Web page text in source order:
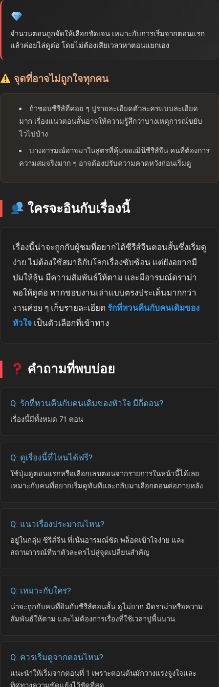
จำนวนตอนถูกจัดให้เลือกชัดเจน เหมาะกับการเริ่มจากตอนแรก
แล้วค่อยไล่ดูต่อ โดยไม่ต้องเสียเวลาหาตอนแยกเอง
จุดที่อาจไม่ถูกใจทุกคน
ถ้าชอบซีรีส์ที่ค่อย ๆ ปูรายละเอียดตัวละครแบบละเอียด
มาก เรื่องแนวตอนสั้นอาจให้ความรู้สึกว่าบางเหตุการณ์ขยับ
ไวไปบ้าง
บางอารมณ์อาจมาในสูตรที่คุ้นของมินิซีรีส์จีน คนที่ต้องการ
ความสมจริงมาก ๆ อาจต้องปรับความคาดหวังก่อนเริ่มดู
ใครจะอินกับเรื่องนี้
เรื่องนี้น่าจะถูกกับผู้ชมที่อยากได้ซีรีส์จีนตอนสั้นซึ่งเริ่มดู
ง่าย ไม่ต้องใช้สมาธิกับโลกเรื่องซับซ้อน แต่ยังอยากมี
ปมให้ลุ้น มีความสัมพันธ์ให้ตาม และมีอารมณ์ดราม่า
พอให้ดูต่อ หากชอบงานเล่าแบบตรงประเด็นมากกว่า
งานค่อย ๆ เก็บรายละเอียด รักที่หวนคืนกับคนเดิมของ
หัวใจ เป็นตัวเลือกที่เข้าทาง
คำถามที่พบบ่อย
Q: รักที่หวนคืนกับคนเดิมของหัวใจ มีกี่ตอน?
เรื่องนี้มีทั้งหมด 71 ตอน
Q: ดูเรื่องนี้ที่ไหนได้ฟรี?
ใช้ปุ่มดูตอนแรกหรือเลือกเลขตอนจากรายการในหน้านี้ได้เลย
เหมาะกับคนที่อยากเริ่มดูทันทีและกลับมาเลือกตอนต่อภายหลัง
Q: แนวเรื่องประมาณไหน?
อยู่ในกลุ่ม ซีรีส์จีน ที่เน้นอารมณ์ชัด พล็อตเข้าใจง่าย และ
สถานการณ์ที่พาตัวละครไปสู่จุดเปลี่ยนสำคัญ
Q: เหมาะกับใคร?
น่าจะถูกกับคนที่อินกับซีรีส์ตอนสั้น ดูไม่ยาก มีดราม่าหรือความ
สัมพันธ์ให้ตาม และไม่ต้องการเรื่องที่ใช้เวลาปูพื้นนาน
Q: ควรเริ่มดูจากตอนไหน?
แนะนำให้เริ่มจากตอนที่ 1 เพราะตอนต้นมักวางแรงจูงใจและ